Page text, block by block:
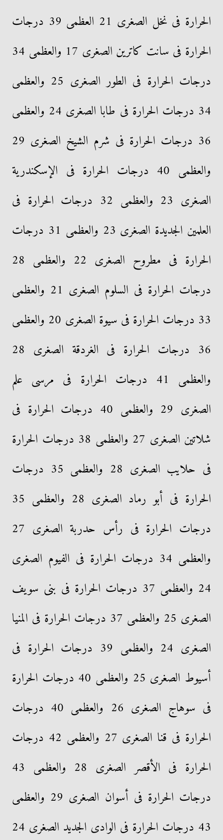
الحرارة فى نخل الصغرى 21 العظمى 39 درجات
الحرارة فى سانت كاترين الصغرى 17 والعظمى 34
درجات الحرارة فى الطور الصغرى 25 والعظمى
34 درجات الحرارة فى طابا الصغرى 24 والعظمى
36 درجات الحرارة فى شرم الشيخ الصغرى 29
والعظمى 40 درجات الحرارة فى الإسكندرية
الصغرى 23 والعظمى 32 درجات الحرارة فى
العلمين الجديدة الصغرى 23 والعظمى 31 درجات
الحرارة فى مطروح الصغرى 22 والعظمى 28
درجات الحرارة فى السلوم الصغرى 21 والعظمى
33 درجات الحرارة فى سيوة الصغرى 20 والعظمى
36 درجات الحرارة فى الغردقة الصغرى 28
والعظمى 41 درجات الحرارة فى مرسى علم
الصغرى 29 والعظمى 40 درجات الحرارة فى
شلاتين الصغرى 27 والعظمى 38 درجات الحرارة
فى حلايب الصغرى 28 والعظمى 35 درجات
الحرارة فى أبو رماد الصغرى 28 والعظمى 35
درجات الحرارة فى رأس حدربة الصغرى 27
والعظمى 34 درجات الحرارة فى الفيوم الصغرى
24 والعظمى 37 درجات الحرارة فى بنى سويف
الصغرى 25 والعظمى 37 درجات الحرارة فى المنيا
الصغرى 24 والعظمى 39 درجات الحرارة فى
أسيوط الصغرى 25 والعظمى 40 درجات الحرارة
فى سوهاج الصغرى 26 والعظمى 40 درجات
الحرارة فى قنا الصغرى 27 والعظمى 42 درجات
الحرارة فى الأقصر الصغرى 28 والعظمى 43
درجات الحرارة فى أسوان الصغرى 29 والعظمى
43 درجات الحرارة فى الوادى الجديد الصغرى 24